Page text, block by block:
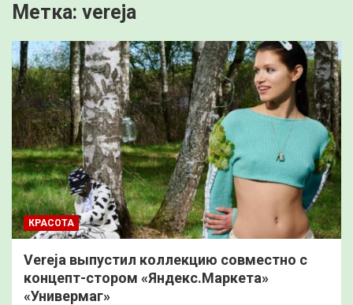
Метка: vereja
КРАСОТА
Vereja выпустил коллекцию совместно с
концепт-стором «Яндекс.Маркета»
«Универмаг»